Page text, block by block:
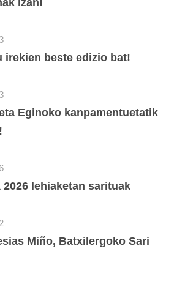
irekien beste edizio bat!
Eginoko kanpamentuetatik
lehiaketan sarituak
Miño, Batxilergoko Sari